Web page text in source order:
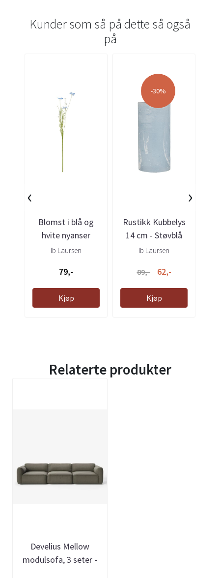
Kunder som så på dette så også
på
Blomst i blå og
hvite nyanser
Ib Laursen
79,-
Kjøp
-30%
Rustikk Kubbelys
14 cm - Støvblå
Ib Laursen
89,- 62,-
Kjøp
‹ ›
Relaterte produkter
Develius Mellow
modulsofa, 3 seter -